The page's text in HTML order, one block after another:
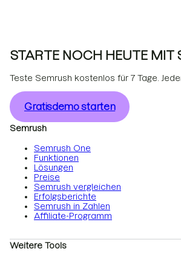
STARTE NOCH HEUTE MIT
Teste Semrush kostenlos für 7 Tage.
Gratisdemo starten
Semrush
Semrush One
Funktionen
Lösungen
Preise
Semrush vergleichen
Erfolgsberichte
Semrush in Zahlen
Affiliate-Programm
Weitere Tools